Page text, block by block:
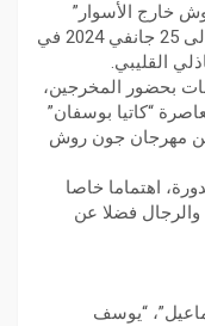
خارج الأسوار”
الذي سيُقام لأول مرة في تونس من 22 إلى 25 جانفي 2024 في
القليبي.
بحضور المخرجين،
“كاتيا بوسفان”
بين مهرجان جون روش
اهتماما خاصا
والرجال فضلا عن
“يوسف